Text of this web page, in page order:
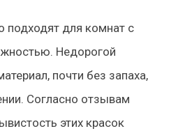
подходят для комнат с
Недорогой
почти без запаха,
Согласно отзывам
этих красок